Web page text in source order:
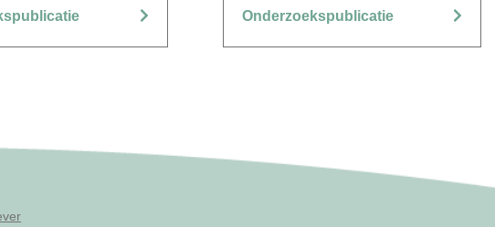
Onderzoekspublicatie